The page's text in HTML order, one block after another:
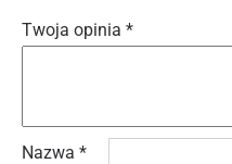
Twoja opinia *
Nazwa *